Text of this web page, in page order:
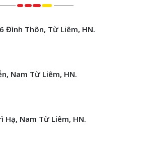
Đình Thôn, Từ Liêm, HN.
Nam Từ Liêm, HN.
Hạ, Nam Từ Liêm, HN.